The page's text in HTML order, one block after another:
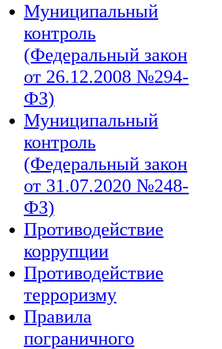
Муниципальный
контроль
(Федеральный закон
от 26.12.2008 №294-
ФЗ)
Муниципальный
контроль
(Федеральный закон
от 31.07.2020 №248-
ФЗ)
Противодействие
коррупции
Противодействие
терроризму
Правила
пограничного